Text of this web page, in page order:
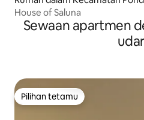
House of Saluna
Sewaan apartmen
Pilihan tetamu
Pilihan tetamu